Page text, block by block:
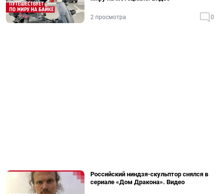
2 просмотра 0
Российский ниндзя-скульптор снялся в
сериале «Дом Дракона». Видео